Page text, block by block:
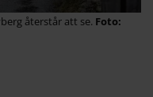
återstår att se.